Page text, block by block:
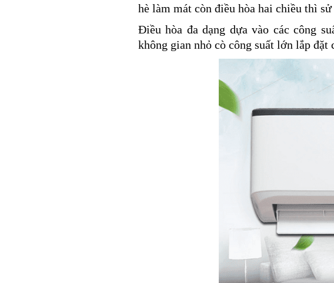
hè làm mát còn điều hòa hai chiều thì
Điều hòa đa dạng dựa vào các công
không gian nhỏ cò công suất lớn lắp đặt